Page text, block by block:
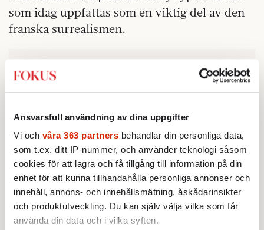
Ansvarsfull användning av dina uppgifter
Vi och våra 363 partners behandlar din personliga data,
som t.ex. ditt IP-nummer, och använder teknologi såsom
cookies för att lagra och få tillgång till information på din
enhet för att kunna tillhandahålla personliga annonser och
innehåll, annons- och innehållsmätning, åskådarinsikter
och produktutveckling. Du kan själv välja vilka som får
använda din data och i vilka syften.
som idag uppfattas som en viktig del av den
franska surrealismen.